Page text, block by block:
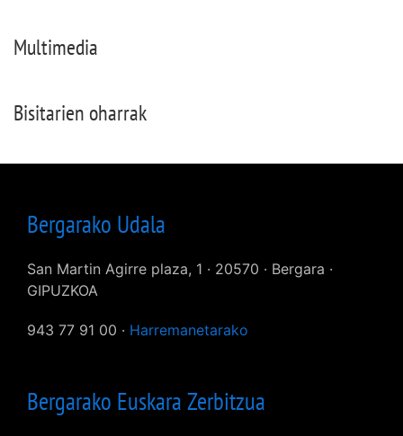
Multimedia
Bisitarien oharrak
Bergarako Udala
San Martin Agirre plaza, 1 · 20570 · Bergara ·
GIPUZKOA
943 77 91 00 · Harremanetarako
Bergarako Euskara Zerbitzua